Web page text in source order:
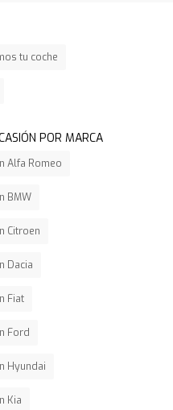
tu coche
POR MARCA
Alfa Romeo
BMW
Citroen
Dacia
Fiat
Ford
Hyundai
Kia